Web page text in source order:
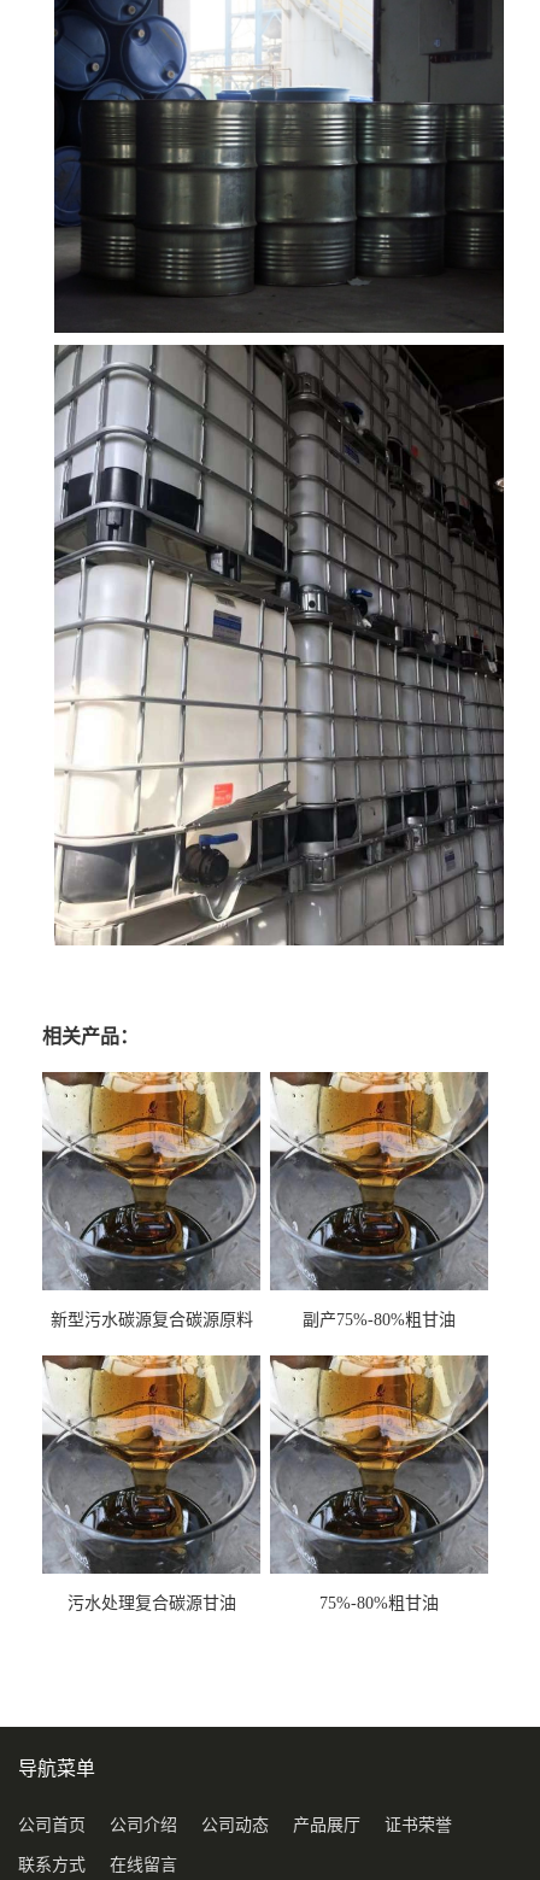
相关产品：
新型污水碳源复合碳源原料
副产75%-80%粗甘油
污水处理复合碳源甘油
75%-80%粗甘油
导航菜单
公司首页 公司介绍 公司动态 产品展厅 证书荣誉
联系方式 在线留言